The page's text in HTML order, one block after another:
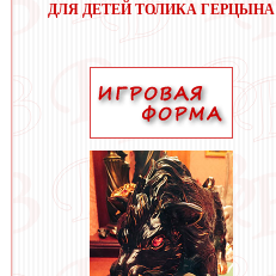
ДЛЯ ДЕТЕЙ ТОЛИКА ГЕРЦЫНА